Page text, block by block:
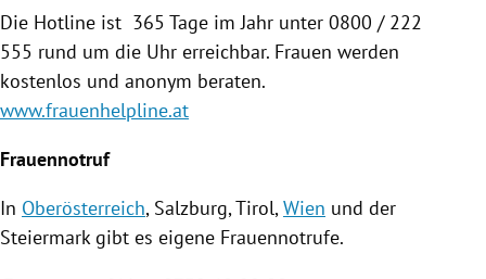
Die Hotline ist 365 Tage im Jahr unter 0800 / 222
555 rund um die Uhr erreichbar. Frauen werden
kostenlos und anonym beraten.
www.frauenhelpline.at
Frauennotruf
In Oberösterreich, Salzburg,Tirol,Wien und der
Steiermarkgibt es eigene Frauennotrufe.